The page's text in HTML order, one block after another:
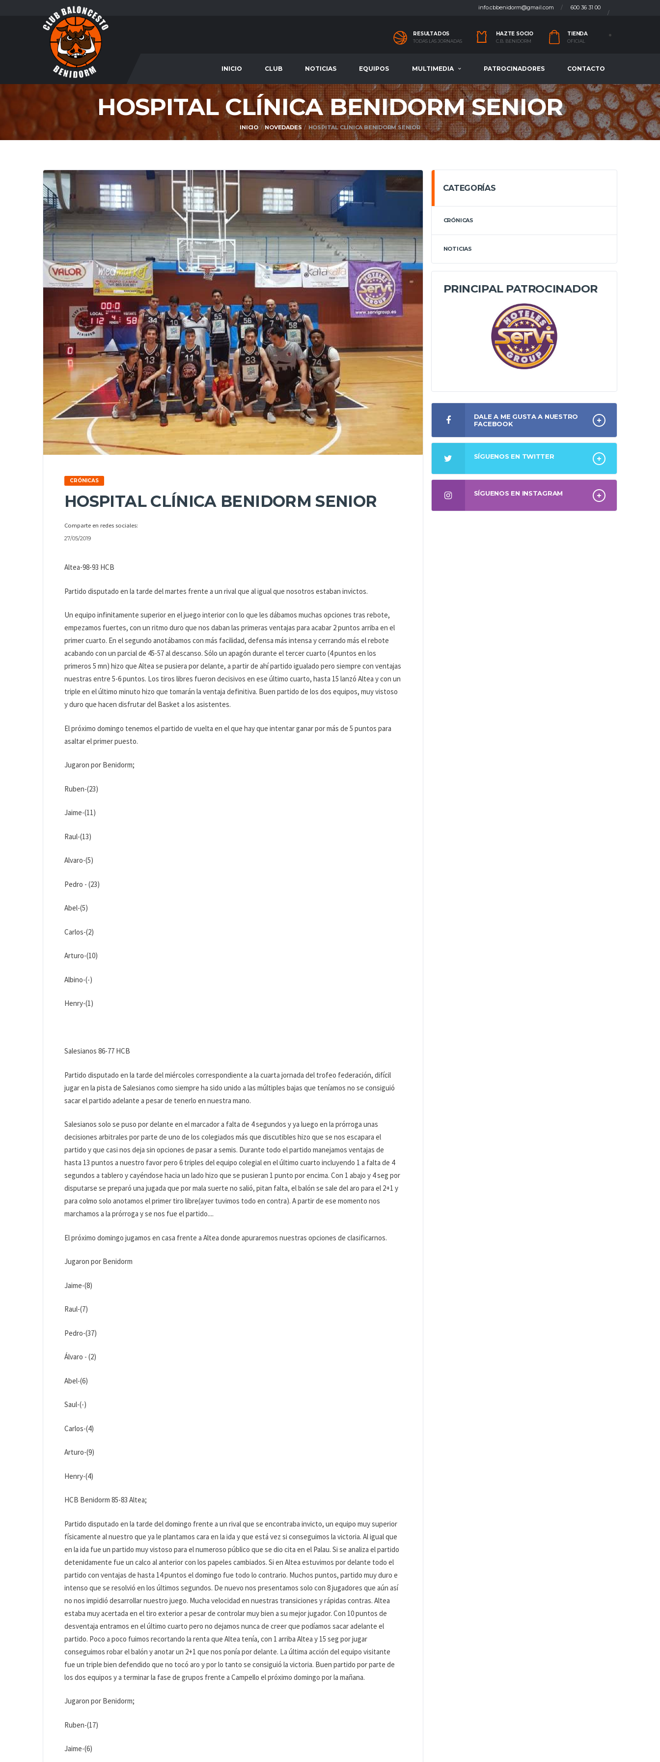
600 36 31 00
info.cbbenidorm@gmail.com
RESULTADOS
TODAS LAS JORNADAS
HAZTE SOCIO
C.B. BENIDORM
TIENDA
OFICIAL
INICIO CLUB NOTICIAS EQUIPOS MULTIMEDIA PATROCINADORES CONTACTO
HOSPITAL CLÍNICA BENIDORM SENIOR
INICIO NOVEDADES HOSPITAL CLÍNICA BENIDORM SENIOR
CRÓNICAS
HOSPITAL CLÍNICA BENIDORM SENIOR
Comparte en redes sociales:
27/05/2019
Altea-98-93 HCB
Partido disputado en la tarde del martes frente a un rival que al igual que nosotros estaban invictos.
Un equipo infinitamente superior en el juego interior con lo que les dábamos muchas opciones tras rebote,
empezamos fuertes, con un ritmo duro que nos daban las primeras ventajas para acabar 2 puntos arriba en el
primer cuarto. En el segundo anotábamos con más facilidad, defensa más intensa y cerrando más el rebote
acabando con un parcial de 45-57 al descanso. Sólo un apagón durante el tercer cuarto (4 puntos en los
primeros 5 mn) hizo que Altea se pusiera por delante, a partir de ahí partido igualado pero siempre con ventajas
nuestras entre 5-6 puntos. Los tiros libres fueron decisivos en ese último cuarto, hasta 15 lanzó Altea y con un
triple en el último minuto hizo que tomarán la ventaja definitiva. Buen partido de los dos equipos, muy vistoso
y duro que hacen disfrutar del Basket a los asistentes.
El próximo domingo tenemos el partido de vuelta en el que hay que intentar ganar por más de 5 puntos para
asaltar el primer puesto.
Jugaron por Benidorm;
Ruben-(23)
Jaime-(11)
Raul-(13)
Alvaro-(5)
Pedro - (23)
Abel-(5)
Carlos-(2)
Arturo-(10)
Albino-(-)
Henry-(1)
Salesianos 86-77 HCB
Partido disputado en la tarde del miércoles correspondiente a la cuarta jornada del trofeo federación, difícil
jugar en la pista de Salesianos como siempre ha sido unido a las múltiples bajas que teníamos no se consiguió
sacar el partido adelante a pesar de tenerlo en nuestra mano.
Salesianos solo se puso por delante en el marcador a falta de 4 segundos y ya luego en la prórroga unas
decisiones arbitrales por parte de uno de los colegiados más que discutibles hizo que se nos escapara el
partido y que casi nos deja sin opciones de pasar a semis. Durante todo el partido manejamos ventajas de
hasta 13 puntos a nuestro favor pero 6 triples del equipo colegial en el último cuarto incluyendo 1 a falta de 4
segundos a tablero y cayéndose hacia un lado hizo que se pusieran 1 punto por encima. Con 1 abajo y 4 seg por
disputarse se preparó una jugada que por mala suerte no salió, pitan falta, el balón se sale del aro para el 2+1 y
para colmo solo anotamos el primer tiro libre(ayer tuvimos todo en contra). A partir de ese momento nos
marchamos a la prórroga y se nos fue el partido....
El próximo domingo jugamos en casa frente a Altea donde apuraremos nuestras opciones de clasificarnos.
Jugaron por Benidorm
Jaime-(8)
Raul-(7)
Pedro-(37)
Álvaro - (2)
Abel-(6)
Saul-(-)
Carlos-(4)
Arturo-(9)
Henry-(4)
HCB Benidorm 85-83 Altea;
Partido disputado en la tarde del domingo frente a un rival que se encontraba invicto, un equipo muy superior
físicamente al nuestro que ya le plantamos cara en la ida y que está vez si conseguimos la victoria. Al igual que
en la ida fue un partido muy vistoso para el numeroso público que se dio cita en el Palau. Si se analiza el partido
detenidamente fue un calco al anterior con los papeles cambiados. Si en Altea estuvimos por delante todo el
partido con ventajas de hasta 14 puntos el domingo fue todo lo contrario. Muchos puntos, partido muy duro e
intenso que se resolvió en los últimos segundos. De nuevo nos presentamos solo con 8 jugadores que aún así
no nos impidió desarrollar nuestro juego. Mucha velocidad en nuestras transiciones y rápidas contras. Altea
estaba muy acertada en el tiro exterior a pesar de controlar muy bien a su mejor jugador. Con 10 puntos de
desventaja entramos en el último cuarto pero no dejamos nunca de creer que podíamos sacar adelante el
partido. Poco a poco fuimos recortando la renta que Altea tenía, con 1 arriba Altea y 15 seg por jugar
conseguimos robar el balón y anotar un 2+1 que nos ponía por delante. La última acción del equipo visitante
fue un triple bien defendido que no tocó aro y por lo tanto se consiguió la victoria. Buen partido por parte de
los dos equipos y a terminar la fase de grupos frente a Campello el próximo domingo por la mañana.
Jugaron por Benidorm;
Ruben-(17)
Jaime-(6)
CATEGORÍAS
CRÓNICAS
NOTICIAS
PRINCIPAL PATROCINADOR
DALE A ME GUSTA A NUESTRO
FACEBOOK
SÍGUENOS EN TWITTER
SÍGUENOS EN INSTAGRAM